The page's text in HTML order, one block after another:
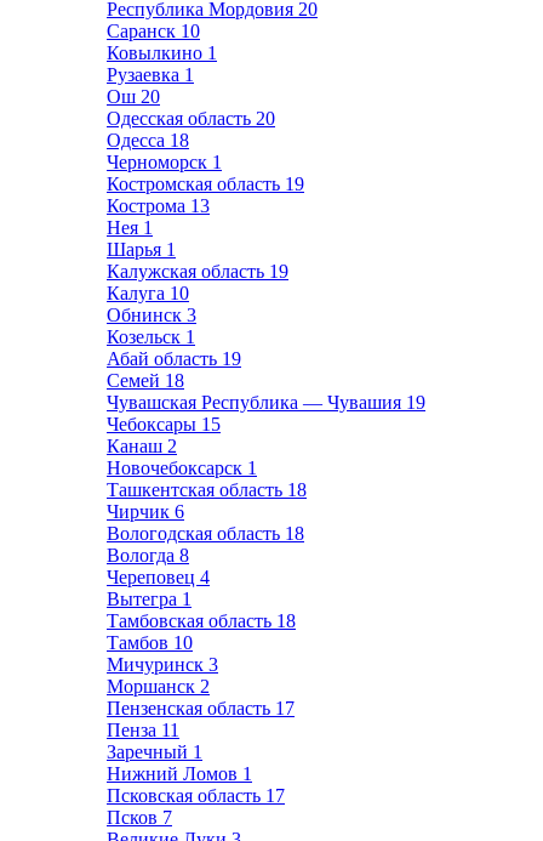
Республика Мордовия 20
Саранск 10
Ковылкино 1
Рузаевка 1
Ош 20
Одесская область 20
Одесса 18
Черноморск 1
Костромская область 19
Кострома 13
Нея 1
Шарья 1
Калужская область 19
Калуга 10
Обнинск 3
Козельск 1
Абай область 19
Семей 18
Чувашская Республика — Чувашия 19
Чебоксары 15
Канаш 2
Новочебоксарск 1
Ташкентская область 18
Чирчик 6
Вологодская область 18
Вологда 8
Череповец 4
Вытегра 1
Тамбовская область 18
Тамбов 10
Мичуринск 3
Моршанск 2
Пензенская область 17
Пенза 11
Заречный 1
Нижний Ломов 1
Псковская область 17
Псков 7